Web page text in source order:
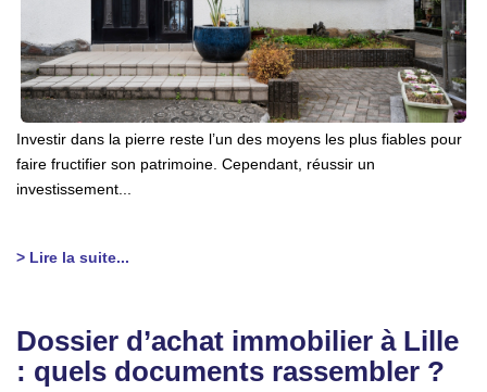
Investir dans la pierre reste l’un des moyens les plus fiables pour
faire fructifier son patrimoine. Cependant, réussir un
investissement...
> Lire la suite...
Dossier d’achat immobilier à Lille
: quels documents rassembler ?